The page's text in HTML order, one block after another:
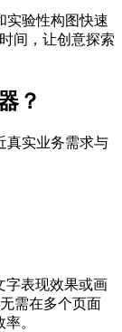
实验性构图快速
间，让创意探索
？
真实业务需求与
字表现效果或画
需在多个页面
。